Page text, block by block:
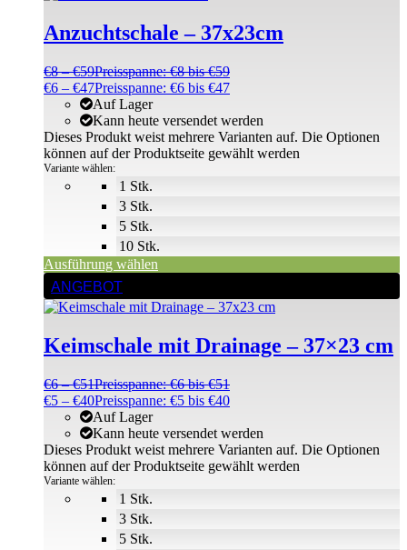
Anzuchtschale – 37x23cm
€8 –€59Preisspanne: €8 bis €59
€6 – €47Preisspanne: €6 bis €47
1 Stk.
3 Stk.
5 Stk.
10 Stk.
Auf Lager
Kann heute versendet werden
Variante wählen:
Ausführung wählen
Dieses Produkt weist mehrere Varianten auf. Die Optionen
können auf der Produktseite gewählt werden
ANGEBOT
Keimschale mit Drainage – 37×23 cm
€6 –€51Preisspanne: €6 bis €51
€5 – €40Preisspanne: €5 bis €40
1 Stk.
3 Stk.
5 Stk.
Auf Lager
Kann heute versendet werden
Variante wählen:
Dieses Produkt weist mehrere Varianten auf. Die Optionen
können auf der Produktseite gewählt werden